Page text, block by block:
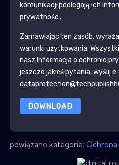
komunikacji podlegają ich
prywatności.
Zamawiając ten zasób,
warunki użytkowania.
nasz Informacja o ochronie
jeszcze jakieś pytania, wyślij
DOWNLOAD
powiązane kategorie: Ochrona